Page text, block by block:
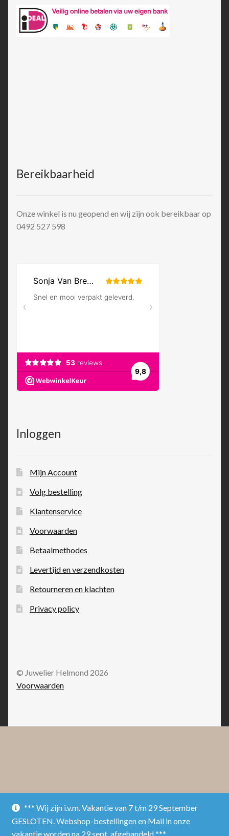
*** Wij zijn i.v.m. Vakantie van 7 t/m 29 September
GESLOTEN. Webshop-bestellingen en Mail in onze
vakantie worden na 29 sept. afgehandeld ***
Bereikbaarheid
Onze winkel is nu geopend en wij zijn ook bereikbaar op
0492 527 598
Inloggen
Mijn Account
Volg bestelling
Klantenservice
Voorwaarden
Betaalmethodes
Levertijd en verzendkosten
Retourneren en klachten
Privacy policy
© Juwelier Helmond 2026
Voorwaarden